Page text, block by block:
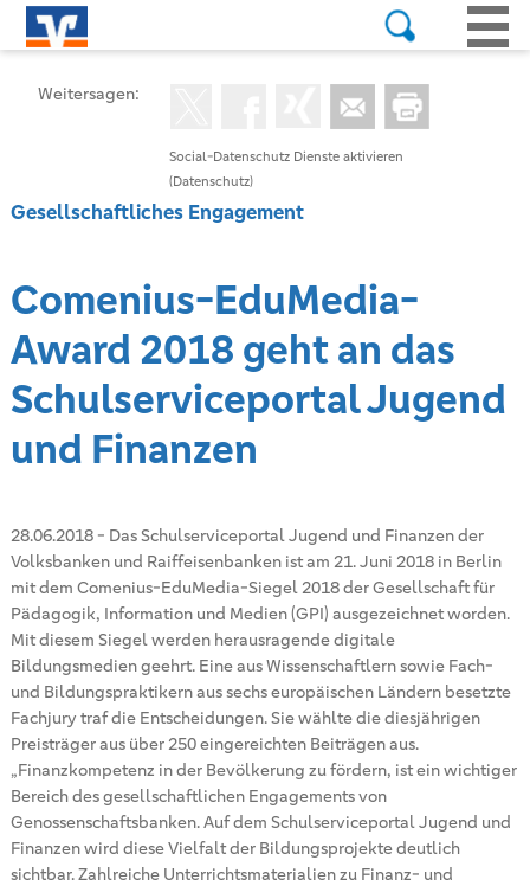
Social-Datenschutz Dienste aktivieren
(Datenschutz)
Weitersagen:
Gesellschaftliches Engagement
Comenius-EduMedia-
Award 2018 geht an das
Schulserviceportal Jugend
und Finanzen
28.06.2018- Das Schulserviceportal Jugend und Finanzen der
Volksbanken und Raiffeisenbanken ist am 21. Juni 2018 in Berlin
mit dem Comenius-EduMedia-Siegel 2018 der Gesellschaft für
Pädagogik, Information und Medien (GPI) ausgezeichnet worden.
Mit diesem Siegel werden herausragende digitale
Bildungsmedien geehrt. Eine aus Wissenschaftlern sowie Fach-
und Bildungspraktikern aus sechs europäischen Ländern besetzte
Fachjury traf die Entscheidungen. Sie wählte die diesjährigen
Preisträger aus über 250 eingereichten Beiträgen aus.
„Finanzkompetenz in der Bevölkerung zu fördern, ist ein wichtiger
Bereich des gesellschaftlichen Engagements von
Genossenschaftsbanken. Auf dem Schulserviceportal Jugend und
Finanzen wird diese Vielfalt der Bildungsprojekte deutlich
sichtbar. Zahlreiche Unterrichtsmaterialien zu Finanz- und